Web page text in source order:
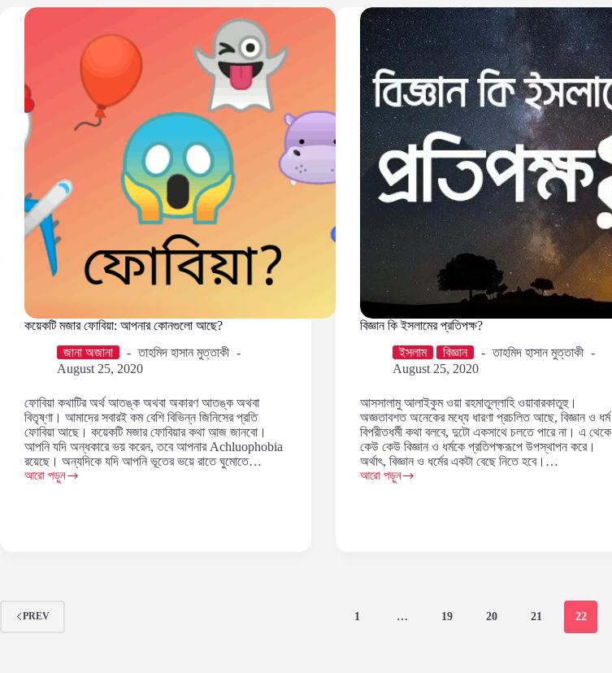
পাতলা
জানেন
কি?
কয়েকটি মজার ফোবিয়া: আপনার কোনগুলো আছে?
জানা অজানা
তাহমিদ হাসান মুত্তাকী
August 25, 2020
ফোবিয়া কথাটির অর্থ আতঙ্ক অথবা অকারণ আতঙ্ক অথবা
বিতৃষ্ণা। আমাদের সবারই কম বেশি বিভিন্ন জিনিসের প্রতি
ফোবিয়া আছে। কয়েকটি মজার ফোবিয়ার কথা আজ জানবো।
আপনি যদি অন্ধকারে ভয় করেন, তবে আপনার Achluophobia
রয়েছে। অন্যদিকে যদি আপনি ভূতের ভয়ে রাতে ঘুমোতে…
আরো পড়ুন
কয়েকটি
বিজ্ঞান কি ইসলামের প্রতিপক্ষ?
ইসলাম
বিজ্ঞান
তাহমিদ হাসান মুত্তাকী
August 25, 2020
আসসালামু আলাইকুম ওয়া রহমাতুল্লাহি ওয়াবারকাতুহু।
অজ্ঞতাবশত অনেকের মধ্যে ধারণা প্রচলিত আছে, বিজ্ঞান ও ধর্ম
বিপরীতধর্মী কথা বলবে, দুটো একসাথে চলতে পারে না। এ থেকে
কেউ কেউ বিজ্ঞান ও ধর্মকে প্রতিপক্ষরূপে উপস্থাপন করে।
অর্থাৎ, বিজ্ঞান ও ধর্মের একটা বেছে নিতে হবে।…
আরো পড়ুন
বিজ্ঞান
PREV 1 … 19 20 21 22